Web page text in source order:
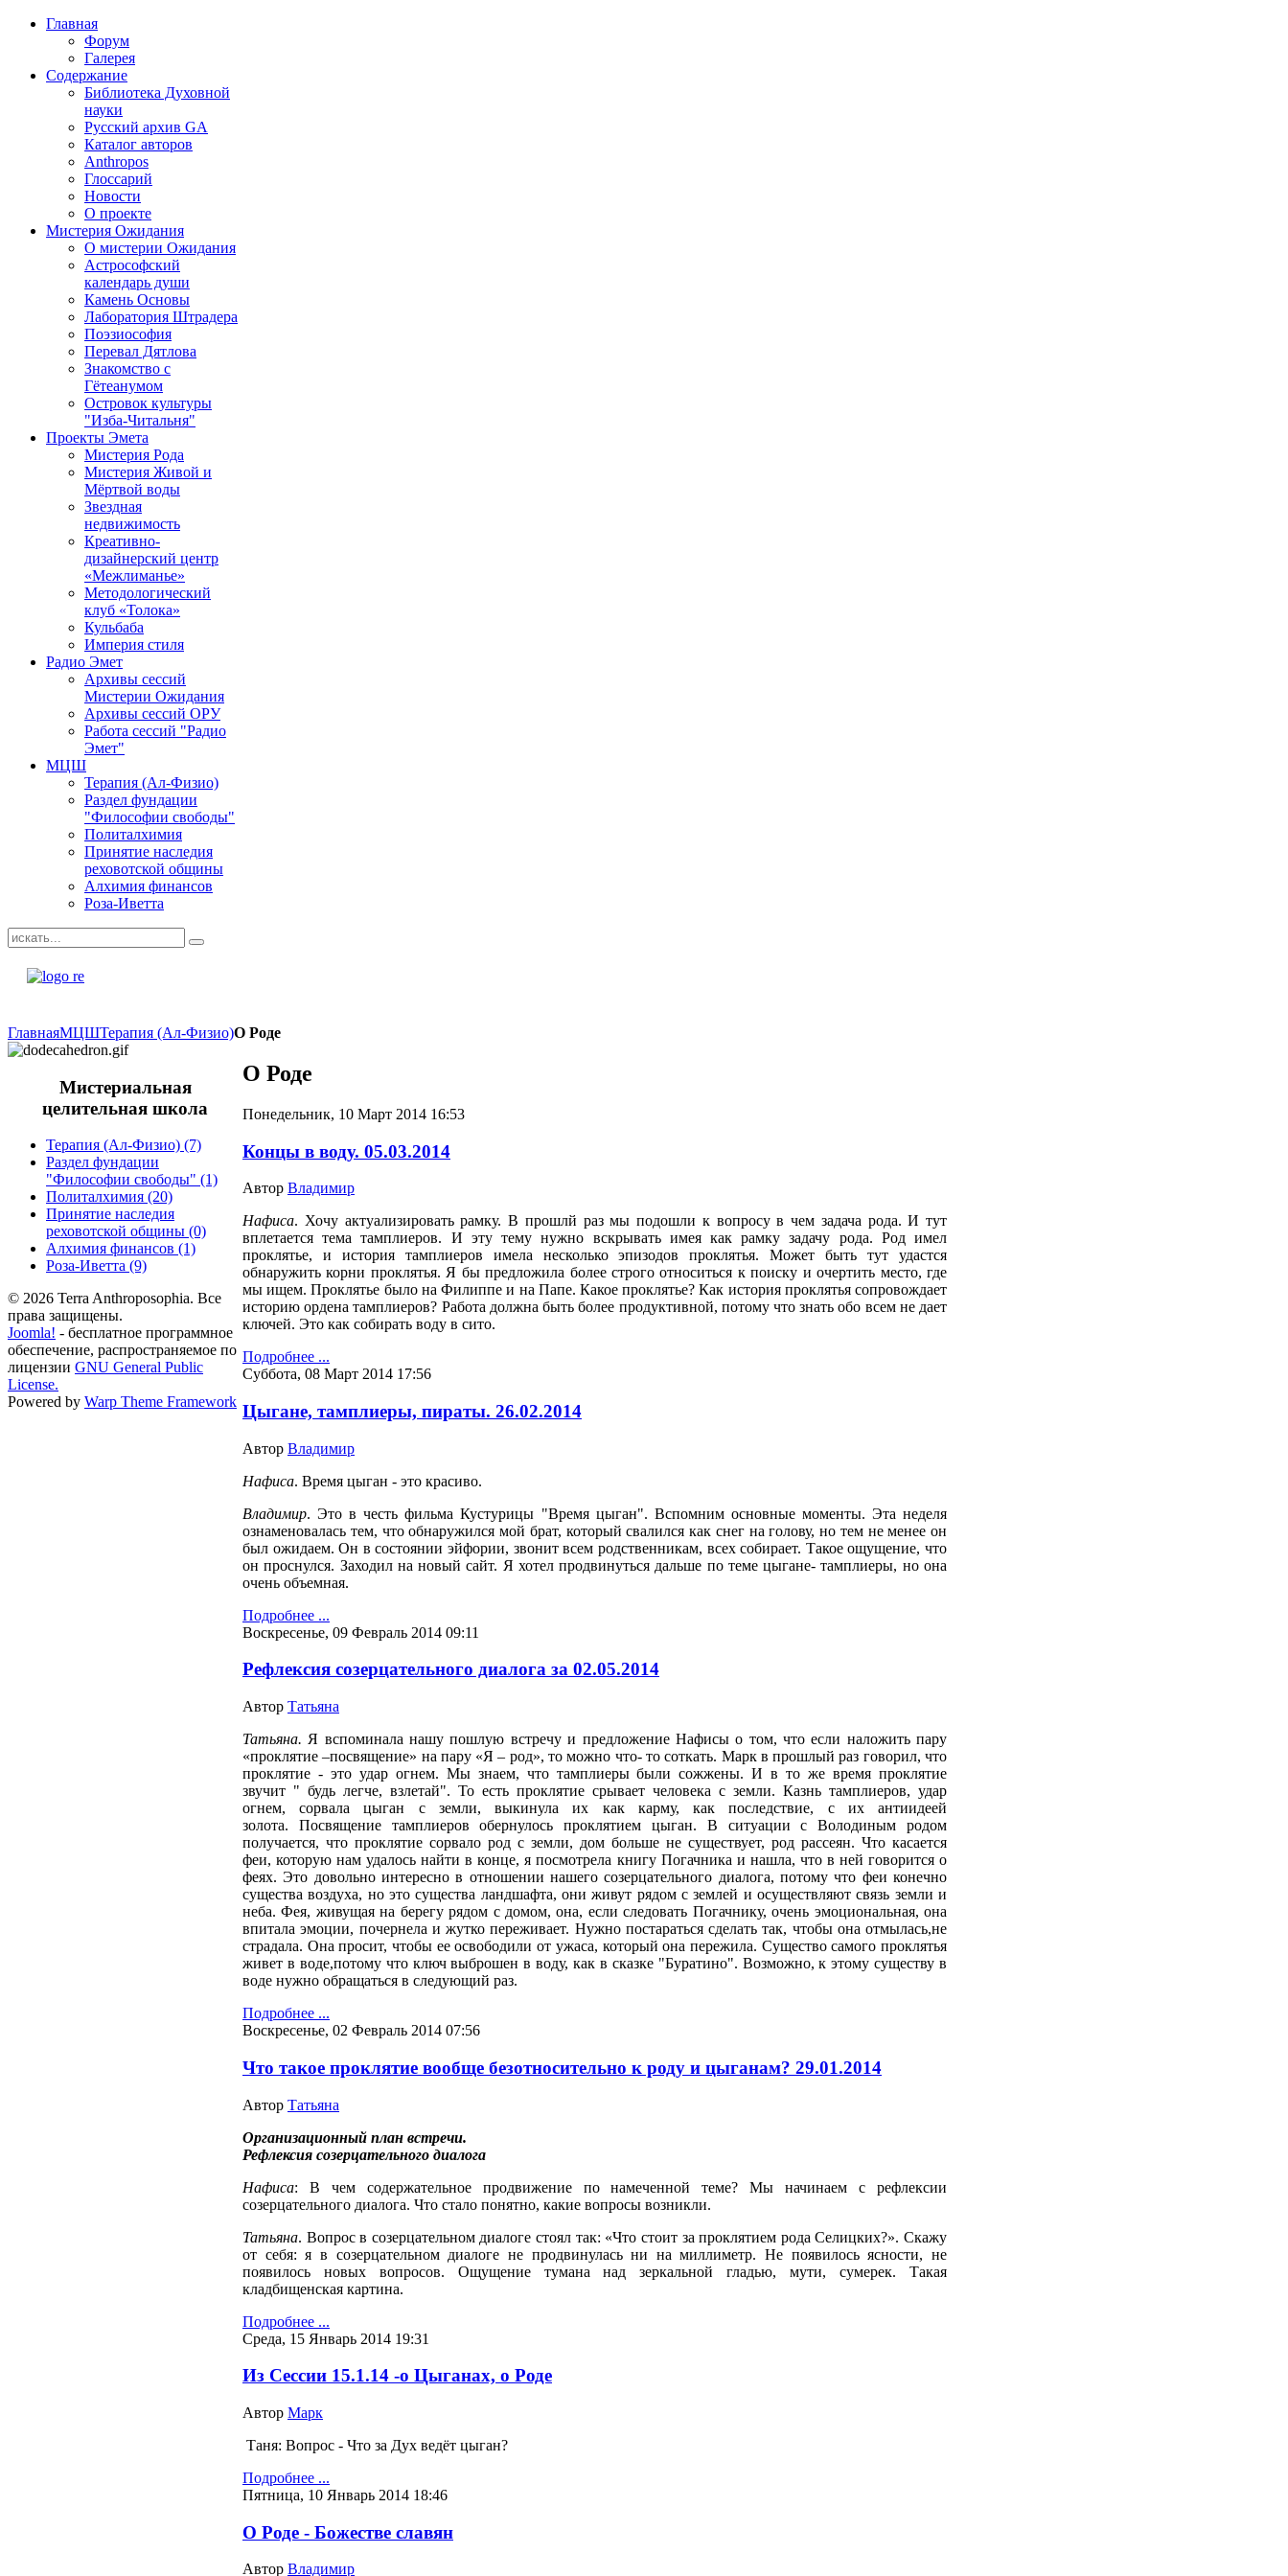
Главная
Форум
Галерея
Содержание
Библиотека Духовной
науки
Русский архив GA
Каталог авторов
Anthropos
Глоссарий
Новости
О проекте
Мистерия Ожидания
О мистерии Ожидания
Астрософский
календарь души
Камень Основы
Лаборатория Штрадера
Поэзиософия
Перевал Дятлова
Знакомство с
Гётеанумом
Островок культуры
"Изба-Читальня"
Проекты Эмета
Мистерия Рода
Мистерия Живой и
Мёртвой воды
Звездная
недвижимость
Креативно-
дизайнерский центр
«Межлиманье»
Методологический
клуб «Толока»
Кульбаба
Империя стиля
Радио Эмет
Архивы сессий
Мистерии Ожидания
Архивы сессий ОРУ
Работа сессий "Радио
Эмет"
МЦШ
Терапия (Ал-Физио)
Раздел фундации
"Философии свободы"
Политалхимия
Принятие наследия
реховотской общины
Алхимия финансов
Роза-Иветта
ГлавнаяМЦШТерапия (Ал-Физио)О Роде
О Роде
Понедельник, 10 Март 2014 16:53
Концы в воду. 05.03.2014
Автор Владимир
Нафиса. Хочу актуализировать рамку. В прошлй раз мы подошли к вопросу в чем задача рода. И тут
вплетается тема тамплиеров. И эту тему нужно вскрывать имея как рамку задачу рода. Род имел
проклятье, и история тамплиеров имела несколько эпизодов проклятья. Может быть тут удастся
обнаружить корни проклятья. Я бы предложила более строго относиться к поиску и очертить место, где
мы ищем. Проклятье было на Филиппе и на Папе. Какое проклятье? Как история проклятья сопровождает
историю ордена тамплиеров? Работа должна быть более продуктивной, потому что знать обо всем не дает
ключей. Это как собирать воду в сито.
Подробнее ...
Суббота, 08 Март 2014 17:56
Цыгане, тамплиеры, пираты. 26.02.2014
Автор Владимир
Нафиса. Время цыган - это красиво.
Владимир. Это в честь фильма Кустурицы "Время цыган". Вспомним основные моменты. Эта неделя
ознаменовалась тем, что обнаружился мой брат, который свалился как снег на голову, но тем не менее он
был ожидаем. Он в состоянии эйфории, звонит всем родственникам, всех собирает. Такое ощущение, что
он проснулся. Заходил на новый сайт. Я хотел продвинуться дальше по теме цыгане- тамплиеры, но она
очень объемная.
Подробнее ...
Воскресенье, 09 Февраль 2014 09:11
Рефлексия созерцательного диалога за 02.05.2014
Автор Татьяна
Татьяна. Я вспоминала нашу пошлую встречу и предложение Нафисы о том, что если наложить пару
«проклятие –посвящение» на пару «Я – род», то можно что- то соткать. Марк в прошлый раз говорил, что
проклятие - это удар огнем. Мы знаем, что тамплиеры были сожжены. И в то же время проклятие
звучит " будь легче, взлетай". То есть проклятие срывает человека с земли. Казнь тамплиеров, удар
огнем, сорвала цыган с земли, выкинула их как карму, как последствие, с их антиидеей
золота. Посвящение тамплиеров обернулось проклятием цыган. В ситуации с Володиным родом
получается, что проклятие сорвало род с земли, дом больше не существует, род рассеян. Что касается
феи, которую нам удалось найти в конце, я посмотрела книгу Погачника и нашла, что в ней говорится о
феях. Это довольно интересно в отношении нашего созерцательного диалога, потому что феи конечно
существа воздуха, но это существа ландшафта, они живут рядом с землей и осуществляют связь земли и
неба. Фея, живущая на берегу рядом с домом, она, если следовать Погачнику, очень эмоциональная, она
впитала эмоции, почернела и жутко переживает. Нужно постараться сделать так, чтобы она отмылась,не
страдала. Она просит, чтобы ее освободили от ужаса, который она пережила. Существо самого проклятья
живет в воде,потому что ключ выброшен в воду, как в сказке "Буратино". Возможно, к этому существу в
воде нужно обращаться в следующий раз.
Подробнее ...
Воскресенье, 02 Февраль 2014 07:56
Что такое проклятие вообще безотносительно к роду и цыганам? 29.01.2014
Автор Татьяна
Организационный план встречи.
Рефлексия созерцательного диалога
Нафиса: В чем содержательное продвижение по намеченной теме? Мы начинаем с рефлексии
созерцательного диалога. Что стало понятно, какие вопросы возникли.
Татьяна. Вопрос в созерцательном диалоге стоял так: «Что стоит за проклятием рода Селицких?». Скажу
от себя: я в созерцательном диалоге не продвинулась ни на миллиметр. Не появилось ясности, не
появилось новых вопросов. Ощущение тумана над зеркальной гладью, мути, сумерек. Такая
кладбищенская картина.
Подробнее ...
Среда, 15 Январь 2014 19:31
Из Сессии 15.1.14 -о Цыганах, о Роде
Автор Марк
Таня: Вопрос - Что за Дух ведёт цыган?
Подробнее ...
Пятница, 10 Январь 2014 18:46
О Роде - Божестве славян
Автор Владимир
Мистериальная
целительная школа
Терапия (Ал-Физио) (7)
Раздел фундации
"Философии свободы" (1)
Политалхимия (20)
Принятие наследия
реховотской общины (0)
Алхимия финансов (1)
Роза-Иветта (9)
© 2026 Terra Anthroposophia. Все
права защищены.
Joomla! - бесплатное программное
обеспечение, распространяемое по
лицензии GNU General Public
License.
Powered by Warp Theme Framework